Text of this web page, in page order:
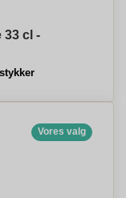
33 cl -
Vores valg